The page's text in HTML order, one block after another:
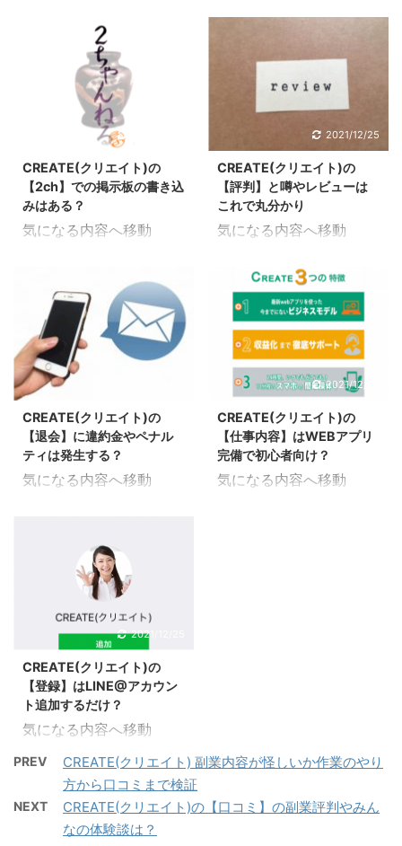
う噂があるようなので実
際のところどうなのか仕
事の中身を探っていきた
いと思います。 どのよう
な副業なのか知りたい場
合はまずは上記の記事か
らご覧ください。 残念
ながらこの記事の副 ...
り得る要素を紹介してい
きます。 どのような副業
ずは上記の記事からご覧
ください。 残念ながら
この記事の副業募集は終
了しています。 CREAT
...
CREATE(クリエイト)の
運営会社を調べてみた
CREATE(クリエイト)の
運営会社LRC UNION
ASIA Limitedについて調
査してみたので解説して
いきます。 副業というの
には必ず運営会社が存在
していて、詐欺まがいな
稼げない副業も増えてい
るので予め運営会社を調
です。 どのような副業な
のか知りたい場合はまず
は上記の記事からご覧く
ださい。 残念ながらこ
の記事の副業募集は終了
しています。
CREATE(クリエイト)の
特定商取引法 ...
詐欺で稼げないか調べて
ト)の詐欺性を調査して
みたので解説していきま
す。 全体的な評価からも
稼げない副業ということ
は考えにくいですが、詐
欺を匂わせるような内容
もあるようなので再調査
も兼ねて検証してみまし
た。 詐欺性はなく、安全
理由が分かれば安心して
始められると思います。
どのような副業なのか知
りたい場合はまずは上記
の記事からご覧くださ
い。 残念ながらこの記
事の副業募集は終了して
います。 &nbsp ...
CREATE(クリエイト)の
【2ch】での掲示板の書き込
みはある？
気になる内容へ移動
CREATE(クリエイト)の
2chを調査してみたので
解説していきます。
2ch(2ちゃんねる)という
のは日本最大級の掲示板
になっていて趣味やスポ
ーツ、経済や芸能まであ
らゆるジャンルに対応し
ているので副業について
の情報を得ることも出来
べてみたことを紹介して
いきます。 どのような副
業なのか知りたい場合は
まずは上記の記事からご
覧ください。 残念なが
らこの記事の副業募集は
終了しています。 ...
2021/12/25
CREATE(クリエイト)の
【評判】と噂やレビューは
これで丸分かり
気になる内容へ移動
評判を調べてみた
CREATE(クリエイト)の
評判を調査したものをま
とめてみたので解説して
いきます。 口コミ 体験
談 Yahoo!知恵袋 2ch
SNS このように評判とい
っても様々なものがある
のでそれぞれの内容を紹
介していきます。 やって
みる前に評判を確かめて
CREATE(クリエイト)の
【退会】に違約金やペナル
ティは発生する？
気になる内容へ移動
CREATE(クリエイト)の
退会方法ついて調査して
みたので解説していきま
す。 副業を辞める場合に
は退会という処理が必要
になりますが、退会方法
のやり方が分かっていれ
ば安心して登録出来ると
いうことにも繋がりま
す。 どのような副業なの
か知りたい場合はまずは
上記の記事からご覧くだ
さい。 残念ながらこの
記事の副業募集は終了し
2021/12/25
CREATE(クリエイト)の
【仕事内容】はWEBアプリ
完備で初心者向け？
気になる内容へ移動
うな副業なのか知りたい
からご覧ください。 残
2021/12/25
CREATE(クリエイト)の
【登録】はLINE@アカウン
ト追加するだけ？
気になる内容へ移動
登録方法を調べてみた
CREATE(クリエイト)の
登録方法ついて調査して
みたので解説していきま
PREV
CREATE(クリエイト) 副業内容が怪しいか作業のやり
方から口コミまで検証
NEXT
CREATE(クリエイト)の【口コミ】の副業評判やみん
なの体験談は？